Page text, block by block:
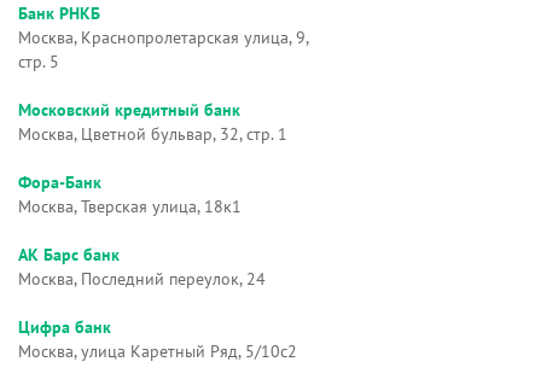
Банк РНКБ
Москва, Краснопролетарская улица, 9,
стр. 5
Московский кредитный банк
Москва, Цветной бульвар, 32, стр. 1
Фора-Банк
Москва, Тверская улица, 18к1
АК Барс банк
Москва, Последний переулок, 24
Цифра банк
Москва, улица Каретный Ряд, 5/10с2